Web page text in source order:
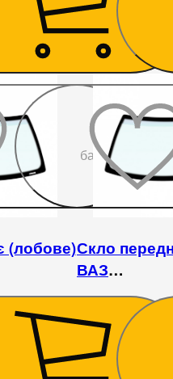
5 760
До
бажаного
(лобове)
2131
Скло
ВАЗ
2121/21213/
1 620